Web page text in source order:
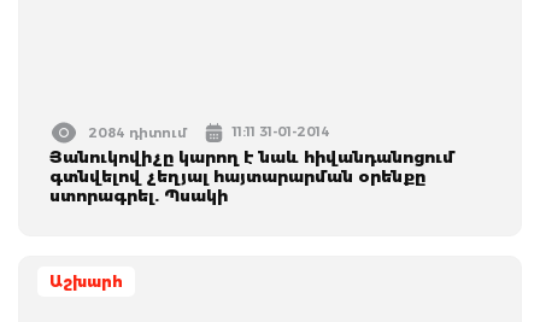
2084 դիտում 11:11 31-01-2014
Յանուկովիչը կարող է նաև հիվանդանոցում
գտնվելով չեղյալ հայտարարման օրենքը
ստորագրել. Պսակի
Աշխարհ